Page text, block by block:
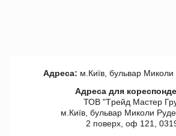
Адреса: м.Київ, бульвар
Адреса для
ТОВ "Tрейд Мастер
м.Київ, бульвар Миколи
2 поверх, оф 121,